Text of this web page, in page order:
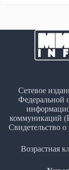
Сетевое
Федеральной
коммуникаций
Свидетельство о
Возрастная